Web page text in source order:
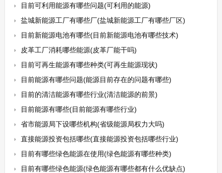
目前可利用能源有哪些问题(可利用的能源)
盐城新能源工厂有哪些厂(盐城新能源工厂有哪些厂区)
目前新能源电池有哪些(目前新能源电池有哪些技术)
皮革工厂消耗哪些能源(皮革厂能干吗)
目前可再生能源有哪些种类(可再生能源现状)
目前能源有哪些问题(能源目前存在的问题有哪些)
目前的清洁能源有哪些行业(清洁能源的前景)
目前能源有哪些(目前能源有哪些行业)
省市能源局下设哪些机构(省级能源局权力大吗)
直接能源投资包括哪些(直接能源投资包括哪些行业)
目前有哪些绿色能源在使用(绿色能源有哪些种类)
目前有哪些绿色能源(绿色能源有哪些都有什么优缺点)